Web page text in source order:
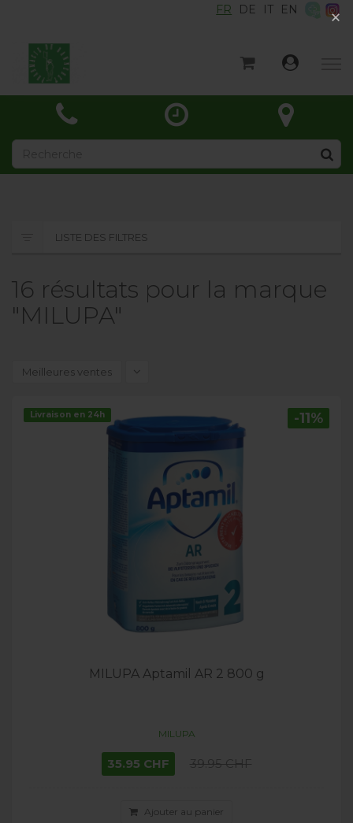
×
FR DE IT EN
×
Accueil
Catégories
Actualités
À propos
LISTE DES FILTRES
16 résultats pour la marque
"MILUPA"
Meilleures ventes
Livraison en 24h -11%
MILUPA Aptamil AR 2 800 g
MILUPA
35.95 CHF 39.95 CHF
Ajouter au panier